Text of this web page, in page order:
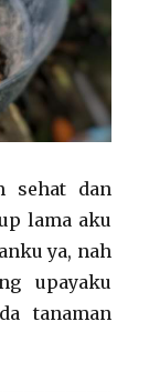
sehat dan
lama aku
ya, nah
upayaku
tanaman